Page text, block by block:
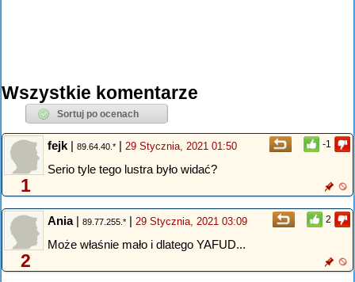
Wszystkie komentarze
-1
1
fejk | 89.64.40.* | 29 Stycznia, 2021 01:50
Serio tyle tego lustra było widać?
2
2
Ania| 89.77.255.* | 29 Stycznia, 2021 03:09
Może właśnie mało i dlatego YAFUD...